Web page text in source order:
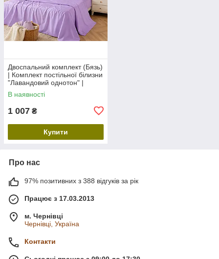
Двоспальний комплект (Бязь)
| Комплект постільної білизни
"Лавандовий однотон" |
Простирадло 200х220 см
В наявності
1 007 ₴
Купити
Про нас
97% позитивних з 388 відгуків за рік
Працює з 17.03.2013
м. Чернівці
Чернівці, Україна
Контакти